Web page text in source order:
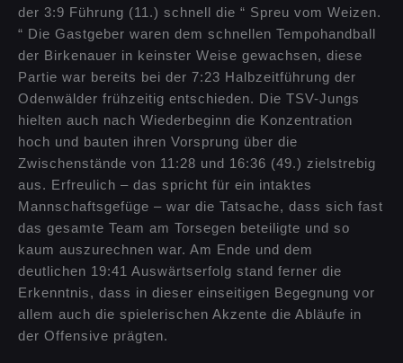
der 3:9 Führung (11.) schnell die “ Spreu vom Weizen.
“ Die Gastgeber waren dem schnellen Tempohandball
der Birkenauer in keinster Weise gewachsen, diese
Partie war bereits bei der 7:23 Halbzeitführung der
Odenwälder frühzeitig entschieden. Die TSV-Jungs
hielten auch nach Wiederbeginn die Konzentration
hoch und bauten ihren Vorsprung über die
Zwischenstände von 11:28 und 16:36 (49.) zielstrebig
aus. Erfreulich – das spricht für ein intaktes
Mannschaftsgefüge – war die Tatsache, dass sich fast
das gesamte Team am Torsegen beteiligte und so
kaum auszurechnen war. Am Ende und dem
deutlichen 19:41 Auswärtserfolg stand ferner die
Erkenntnis, dass in dieser einseitigen Begegnung vor
allem auch die spielerischen Akzente die Abläufe in
der Offensive prägten.